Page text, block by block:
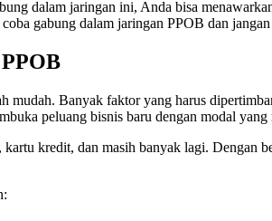
dalam jaringan ini, Anda bisa
gabung dalam jaringan PPOB dan
Banyak faktor yang harus
peluang bisnis baru dengan modal
kredit, dan masih banyak lagi. Dengan